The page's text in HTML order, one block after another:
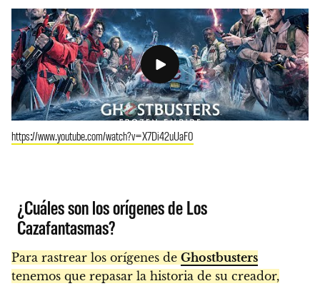
https://www.youtube.com/watch?v=X7Di42uUaF0
¿Cuáles son los orígenes de Los
Cazafantasmas?
Para rastrear los orígenes de Ghostbusters
tenemos que repasar la historia de su creador,